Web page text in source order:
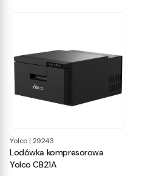
Yolco | 29243
Lodówka kompresorowa
Yolco CB21A